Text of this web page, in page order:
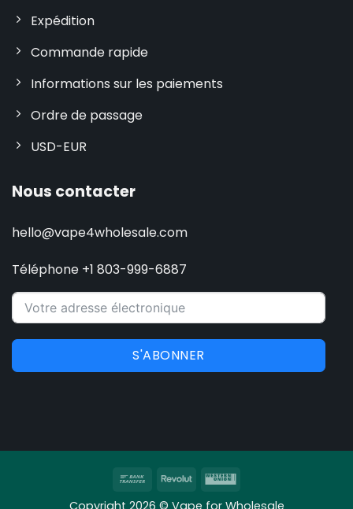
Expédition
Commande rapide
Informations sur les paiements
Ordre de passage
USD-EUR
Nous contacter
hello@vape4wholesale.com
Téléphone +1 803-999-6887
S'ABONNER
VirementRevolutWestern